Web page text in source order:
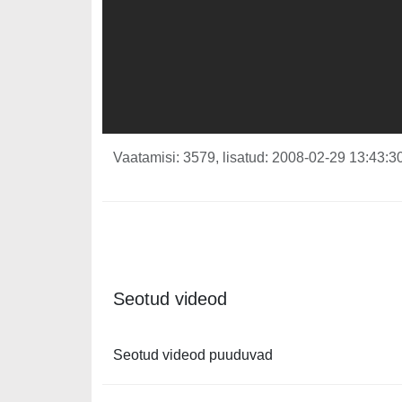
Vaatamisi: 3579, lisatud: 2008-02-29
Seotud videod
Seotud videod puuduvad